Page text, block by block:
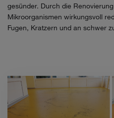
gesünder. Durch die
Mikroorganismen wirkungsvoll
Fugen, Kratzern und an schwer